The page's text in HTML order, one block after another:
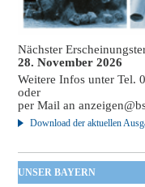
Nächster
28. November 2026
Weitere Infos unter Tel.
oder
per Mail an
Download der aktuellen
UNSER BAYERN